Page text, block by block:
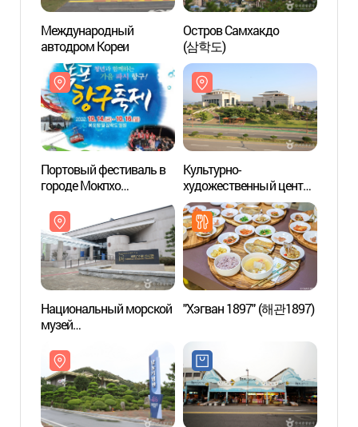
Международный
автодром Кореи
Остров Самхакдо
(삼학도)
Портовый фестиваль в
городе Мокпхо
Культурно-
художественный центр
Мокпхо
(목포문화예술회관)
Национальный морской
музей
"Хэгван 1897" (해관1897)